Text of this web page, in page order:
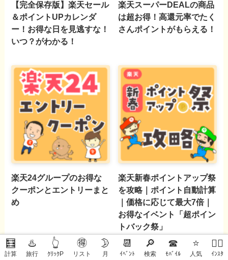
🧮
計算
♨️
旅行
👆
ｸﾘｯｸP
🉐
リスト
🌛
月
📆
ｲﾍﾞﾝﾄ
🔎
検索
☎
ﾓﾊﾞｲﾙ
⭐
人気
🙋‍♀️
ｲﾝｽﾀ
【完全保存版】楽天セール
＆ポイントUPカレンダ
ー！お得な日を見逃すな！
いつ？がわかる！
楽天スーパーDEALの商品
は超お得！高還元率でたく
さんポイントがもらえる！
楽天24グループのお得な
クーポンとエントリーまと
め
楽天新春ポイントアップ祭
を攻略｜ポイント自動計算
｜価格に応じて最大7倍｜
お得なイベント「超ポイン
トバック祭」